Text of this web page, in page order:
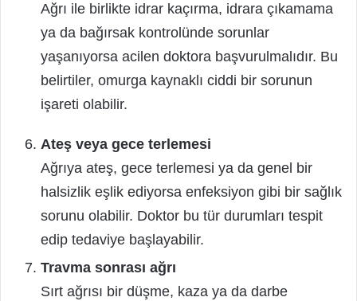
Ağrı ile birlikte idrar kaçırma, idrara çıkamama
ya da bağırsak kontrolünde sorunlar
yaşanıyorsa acilen doktora başvurulmalıdır. Bu
belirtiler, omurga kaynaklı ciddi bir sorunun
işareti olabilir.
Ateş veya gece terlemesi
Ağrıya ateş, gece terlemesi ya da genel bir
halsizlik eşlik ediyorsa enfeksiyon gibi bir sağlık
sorunu olabilir. Doktor bu tür durumları tespit
edip tedaviye başlayabilir.
Travma sonrası ağrı
Sırt ağrısı bir düşme, kaza ya da darbe